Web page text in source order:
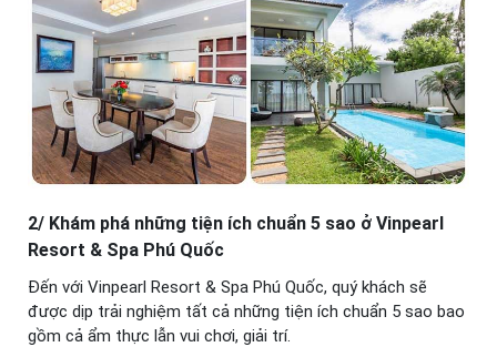
2/ Khám phá những tiện ích chuẩn 5 sao ở Vinpearl
Resort & Spa Phú Quốc
Đến với Vinpearl Resort & Spa Phú Quốc, quý khách sẽ
được dịp trải nghiệm tất cả những tiện ích chuẩn 5 sao bao
gồm cả ẩm thực lẫn vui chơi, giải trí.